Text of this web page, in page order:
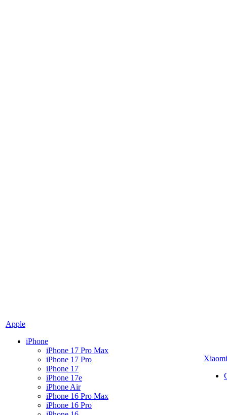
Apple
iPhone
iPhone 17 Pro Max
iPhone 17 Pro
iPhone 17
iPhone 17e
iPhone Air
iPhone 16 Pro Max
iPhone 16 Pro
Xiaomi